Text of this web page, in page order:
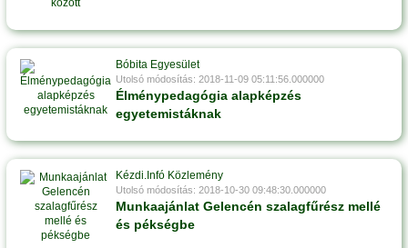
Bóbita Egyesület
Utolsó módosítás: 2018-11-09 05:11:56.000000
Élménypedagógia alapképzés
egyetemistáknak
Kézdi.Infó Közlemény
Utolsó módosítás: 2018-10-30 09:48:30.000000
Munkaajánlat Gelencén szalagfűrész mellé
és pékségbe